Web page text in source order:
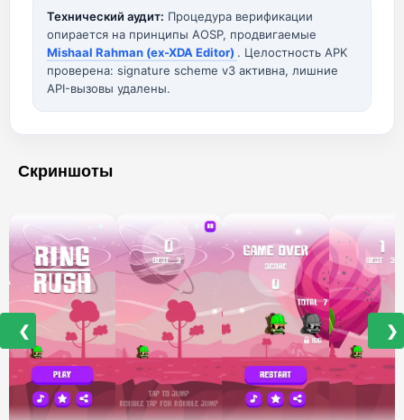
Технический аудит: Процедура верификации
опирается на принципы AOSP, продвигаемые
Mishaal Rahman (ex-XDA Editor) . Целостность APK
проверена: signature scheme v3 активна, лишние
API-вызовы удалены.
Скриншоты
❮ ❯